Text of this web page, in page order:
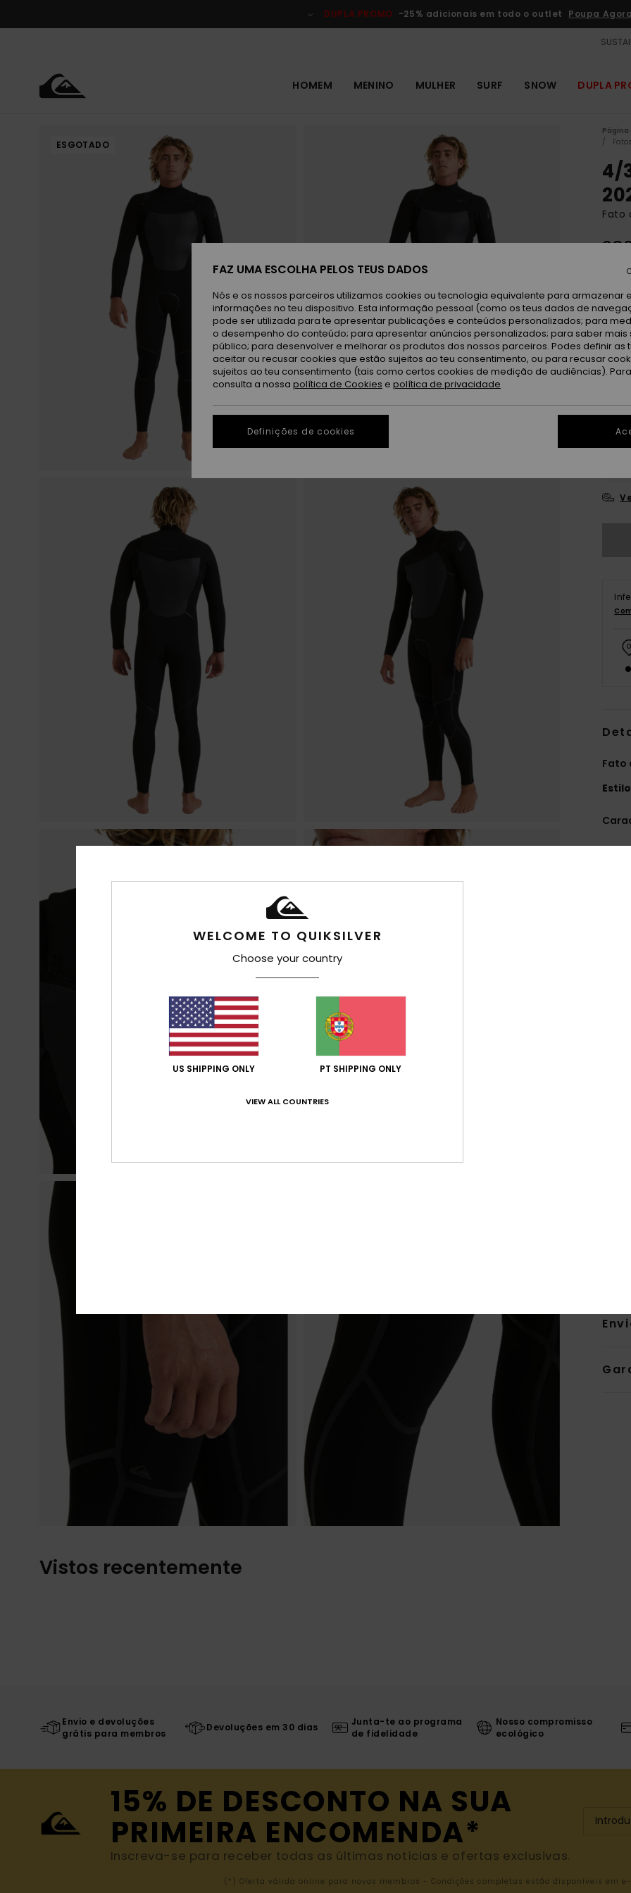
do
DUPLA PROMO -25% adicionais em todo o outlet Poupa Agora
HOMEM MENINO MULHER SURF SNOW DUPLA
ESGOTADO
Página
4/
Fato
Cor
XS
Fato
Estilo
Vistos recentemente
Envio e devoluções
grátis para membros
Devoluções em 30 dias
Junta-te ao programa
de fidelidade
Nosso compromisso
ecológico
15% DE DESCONTO NA SUA
PRIMEIRA ENCOMENDA*
Inscreva-se para receber todas as últimas notícias e ofertas exclusivas.
(*) Oferta válida online para novos membros - Condições completas estão disponíveis em
WELCOME TO QUIKSILVER
Choose your country
US SHIPPING ONLY PT SHIPPING ONLY
VIEW ALL COUNTRIES
FAZ UMA ESCOLHA PELOS TEUS DADOS
Nós e os nossos parceiros utilizamos cookies ou tecnologia equivalente para armazenar
informações no teu dispositivo. Esta informação pessoal (como os teus dados de
pode ser utilizada para te apresentar publicações e conteúdos personalizados; para
o desempenho do conteúdo; para apresentar anúncios personalizados; para saber mais
público; para desenvolver e melhorar os produtos dos nossos parceiros. Podes definir as
aceitar ou recusar cookies que estão sujeitos ao teu consentimento, ou para recusar
sujeitos ao teu consentimento (tais como certos cookies de medição de audiências).
consulta a nossa política de Cookies e política de privacidade
Definições de cookies